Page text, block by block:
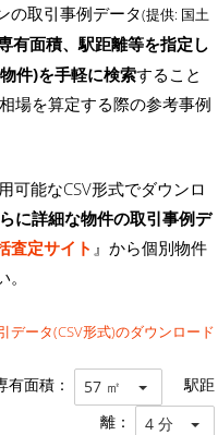
の取引事例データ(提供: 国土
有面積、駅距離等を指定し
件)を手軽に検索すること
場を算定する際の参考事例
可能なCSV形式でダウンロ
に詳細な物件の取引事例デ
査定サイト 』から個別物件
データ(CSV形式)のダウンロード
有面積： 57 ㎡
駅距
離：
4 分